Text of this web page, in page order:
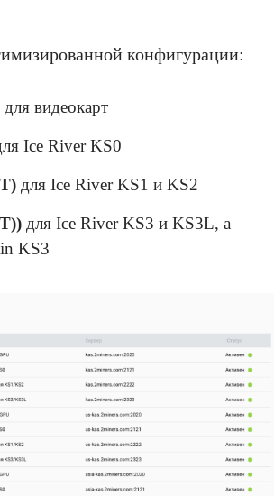
конфигурации:
для видеокарт
Ice River KS0
для Ice River KS1 и KS2
для Ice River KS3 и KS3L, а
KS3